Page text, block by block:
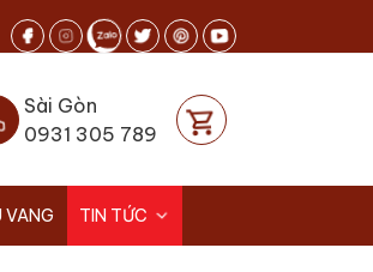
Sài Gòn
0931 305 789
VANG TIN TỨC